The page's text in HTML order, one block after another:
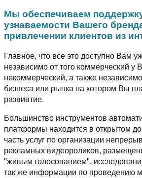
Мы обеспечиваем
узнаваемости Вашего
привлечении клиентов из
Главное, что все это доступно Вам
независимо от того коммерческий у
некоммерческий, а также
бизнеса или рынка на котором Вы
развивтие.
Большинство инструментов
платформы находится в открытом
часть услуг по организации
рекламных видеороликов,
"живым голосованием",
так же информации по проведению